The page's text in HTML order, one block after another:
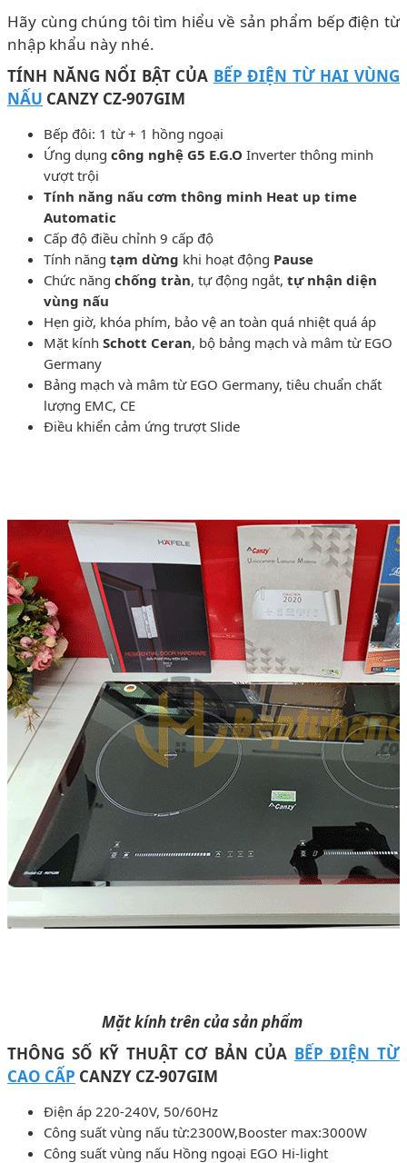
Hãy cùng chúng tôi tìm hiểu về sản phẩm bếp điện từ
nhập khẩu này nhé.
TÍNH NĂNG NỔI BẬT CỦA BẾP ĐIỆN TỪ HAI VÙNG
NẤU CANZY CZ-907GIM
Bếp đôi: 1 từ + 1 hồng ngoại
Ứng dụng công nghệ G5 E.G.O Inverter thông minh
vượt trội
Tính năng nấu cơm thông minh Heat up time
Automatic
Cấp độ điều chỉnh 9 cấp độ
Tính năng tạm dừng khi hoạt động Pause
Chức năng chống tràn, tự động ngắt, tự nhận diện
vùng nấu
Hẹn giờ, khóa phím, bảo vệ an toàn quá nhiệt quá áp
Mặt kính Schott Ceran, bộ bảng mạch và mâm từ EGO
Germany
Bảng mạch và mâm từ EGO Germany, tiêu chuẩn chất
lượng EMC, CE
Điều khiển cảm ứng trượt Slide
Mặt kính trên của sản phẩm
THÔNG SỐ KỸ THUẬT CƠ BẢN CỦA BẾP ĐIỆN TỪ
CAO CẤP CANZY CZ-907GIM
Điện áp 220-240V, 50/60Hz
Công suất vùng nấu từ:2300W,Booster max:3000W
Công suất vùng nấu Hồng ngoại EGO Hi-light